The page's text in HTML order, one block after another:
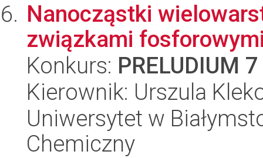
Nanocząstki
związkami
Konkurs: PRELUDIUM 7
Kierownik: Urszula
Uniwersytet w
Chemiczny